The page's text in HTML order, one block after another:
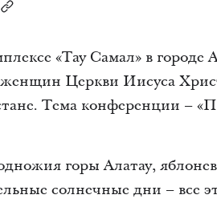
«Тау Самал» в
Церкви Иисуса
Тема конференции –
горы Алатау,
солнечные дни – все